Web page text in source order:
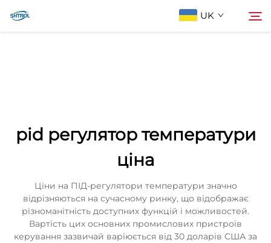
UK
Зв'яжіться з нами
pid регулятор температури
ціна
Ціни на ПІД-регулятори температури значно
відрізняються на сучасному ринку, що відображає
різноманітність доступних функцій і можливостей.
Вартість цих основних промислових пристроїв
керування зазвичай варіюється від 30 доларів США за